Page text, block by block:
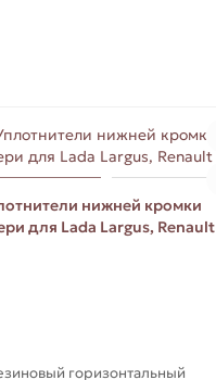
нижней кромки
для Lada Largus, Renault
горизонтальный